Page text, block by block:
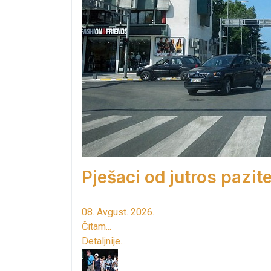
Pješaci od jutros
08. Avgust. 2026.
Čitam...
Detaljnije...